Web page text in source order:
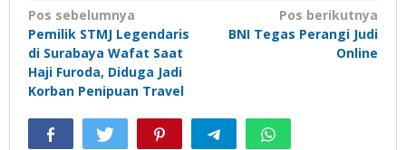
Navigasi
pos
Pos sebelumnya
Pemilik STMJ Legendaris
di Surabaya Wafat Saat
Haji Furoda, Diduga Jadi
Korban Penipuan Travel
Pos berikutnya
BNI Tegas Perangi Judi
Online